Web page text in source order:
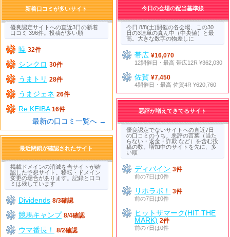
新着口コミが多いサイト
優良認定サイトへの直近3日の新着
口コミ 396件。投稿が多い順
暁 32件
シンクロ 30件
うまトリ 28件
うまジェネ 26件
Re:KEIBA 16件
最新の口コミ一覧へ →
今日の会場の配当基準線
今日 8/8(土)開催の各会場、この30
日の3連単の真ん中（中央値）と最
高。大きな数字の物差しに
帯広¥16,070
12開催日・最高 帯広12R ¥362,030
佐賀¥7,450
4開催日・最高 佐賀4R ¥620,760
悪評が増えてきてるサイト
優良認定でないサイトへの直近7日
の口コミのうち、悪評の言葉（当た
らない・返金・詐欺 など）を含む投
稿の数。増加中のサイトを先に、多
い順
ディバイン 3件
前の7日は0件
リホラボ！
3件
前の7日は0件
ヒットザマーク(HIT THE
MARK) 2件
前の7日は0件
最近閉鎖が確認されたサイト
掲載ドメインの消滅を当サイトが確
認した予想サイト。移転・ドメイン
変更の場合があります。記録と口コ
ミは残しています
Dividends 8/3確認
競馬キャンプ 8/4確認
ウマ番長！ 8/2確認